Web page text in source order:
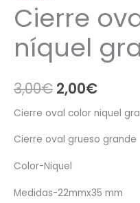
Cierre
níquel
3,00€ El
precio
original
era:
3,00€.
2,00€El
actual
2,00€.
Cierre oval color niquel
Cierre oval grueso grande
Color-Niquel
Medidas-22mmx35 mm